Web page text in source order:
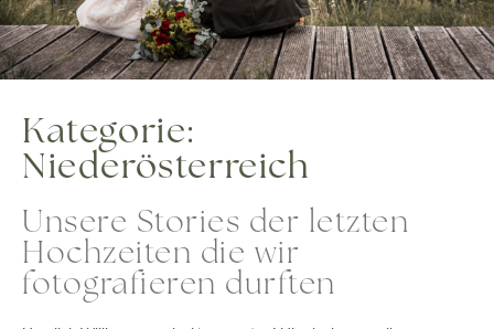
Kategorie:
Niederösterreich
Unsere Stories der letzten
Hochzeiten die wir
fotografieren durften